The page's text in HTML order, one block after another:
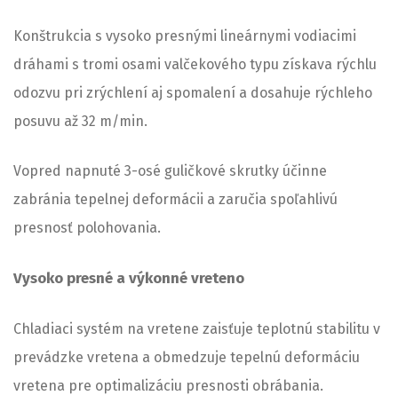
Konštrukcia s vysoko presnými lineárnymi vodiacimi
dráhami s tromi osami valčekového typu získava rýchlu
odozvu pri zrýchlení aj spomalení a dosahuje rýchleho
posuvu až 32 m/min.
Vopred napnuté 3-osé guličkové skrutky účinne
zabránia tepelnej deformácii a zaručia spoľahlivú
presnosť polohovania.
Vysoko presné a výkonné vreteno
Chladiaci systém na vretene zaisťuje teplotnú stabilitu v
prevádzke vretena a obmedzuje tepelnú deformáciu
vretena pre optimalizáciu presnosti obrábania.